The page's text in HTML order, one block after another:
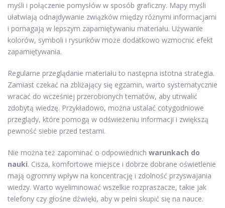
myśli i połączenie pomysłów w sposób graficzny. Mapy myśli
ułatwiają odnajdywanie związków między różnymi informacjami
i pomagają w lepszym zapamiętywaniu materiału. Używanie
kolorów, symboli i rysunków może dodatkowo wzmocnić efekt
zapamiętywania.
Regularne przeglądanie materiału to następna istotna strategia.
Zamiast czekać na zbliżający się egzamin, warto systematycznie
wracać do wcześniej przerobionych tematów, aby utrwalić
zdobytą wiedzę. Przykładowo, można ustalać cotygodniowe
przeglądy, które pomogą w odświeżeniu informacji i zwiększą
pewność siebie przed testami.
Nie można też zapominać o odpowiednich warunkach do
nauki. Cisza, komfortowe miejsce i dobrze dobrane oświetlenie
mają ogromny wpływ na koncentrację i zdolność przyswajania
wiedzy. Warto wyeliminować wszelkie rozpraszacze, takie jak
telefony czy głośne dźwięki, aby w pełni skupić się na nauce.